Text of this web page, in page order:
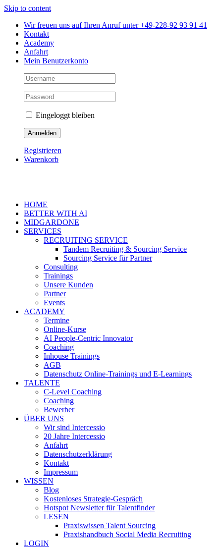
Skip to content
Wir freuen uns auf Ihren Anruf unter +49-228-92 93 91 41
Kontakt
Academy
Anfahrt
Mein Benutzerkonto
Eingeloggt bleiben
Registrieren
Warenkorb
HOME
BETTER WITH AI
MIDGARDONE
SERVICES
RECRUITING SERVICE
Tandem Recruiting & Sourcing Service
Sourcing Service für Partner
Consulting
Trainings
Unsere Kunden
Partner
Events
ACADEMY
Termine
Online-Kurse
AI People-Centric Innovator
Coaching
Inhouse Trainings
AGB
Datenschutz Online-Trainings und E-Learnings
TALENTE
C-Level Coaching
Coaching
Bewerber
ÜBER UNS
Wir sind Intercessio
20 Jahre Intercessio
Anfahrt
Datenschutzerklärung
Kontakt
Impressum
WISSEN
Blog
Kostenloses Strategie-Gespräch
Hotspot Newsletter für Talentfinder
LESEN
Praxiswissen Talent Sourcing
Praxishandbuch Social Media Recruiting
LOGIN